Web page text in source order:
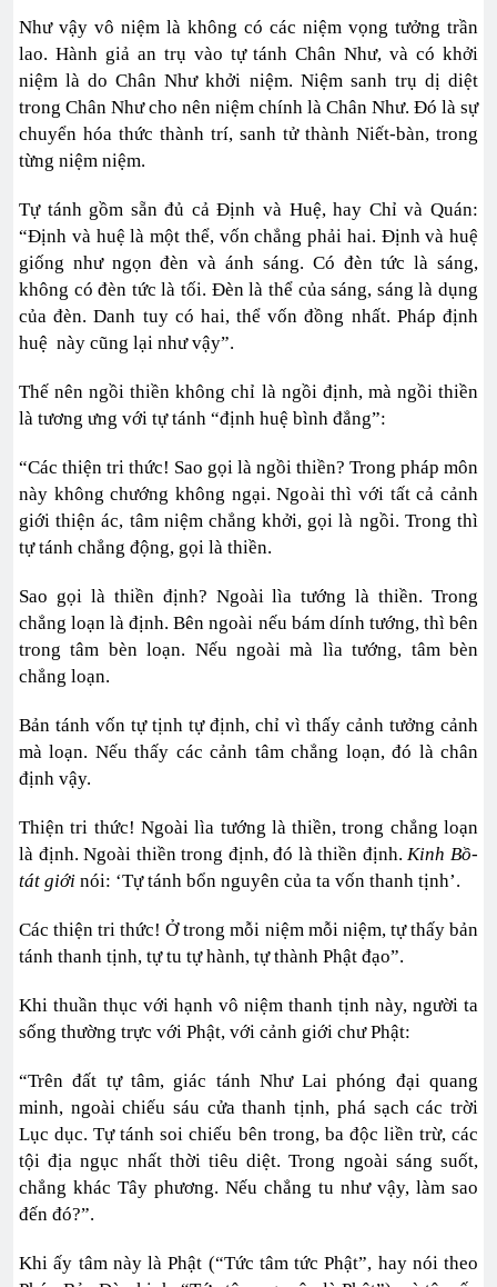
Như vậy vô niệm là không có các niệm vọng tưởng trần
lao. Hành giả an trụ vào tự tánh Chân Như, và có khởi
niệm là do Chân Như khởi niệm. Niệm sanh trụ dị diệt
trong Chân Như cho nên niệm chính là Chân Như. Đó là sự
chuyển hóa thức thành trí, sanh tử thành Niết-bàn, trong
từng niệm niệm.
Tự tánh gồm sẵn đủ cả Định và Huệ, hay Chỉ và Quán:
“Định và huệ là một thể, vốn chẳng phải hai. Định và huệ
giống như ngọn đèn và ánh sáng. Có đèn tức là sáng,
không có đèn tức là tối. Đèn là thể của sáng, sáng là dụng
của đèn. Danh tuy có hai, thể vốn đồng nhất. Pháp định
huệ này cũng lại như vậy”.
Thế nên ngồi thiền không chỉ là ngồi định, mà ngồi thiền
là tương ưng với tự tánh “định huệ bình đẳng”:
“Các thiện tri thức! Sao gọi là ngồi thiền? Trong pháp môn
này không chướng không ngại. Ngoài thì với tất cả cảnh
giới thiện ác, tâm niệm chẳng khởi, gọi là ngồi. Trong thì
tự tánh chẳng động, gọi là thiền.
Sao gọi là thiền định? Ngoài lìa tướng là thiền. Trong
chẳng loạn là định. Bên ngoài nếu bám dính tướng, thì bên
trong tâm bèn loạn. Nếu ngoài mà lìa tướng, tâm bèn
chẳng loạn.
Bản tánh vốn tự tịnh tự định, chỉ vì thấy cảnh tưởng cảnh
mà loạn. Nếu thấy các cảnh tâm chẳng loạn, đó là chân
định vậy.
Thiện tri thức! Ngoài lìa tướng là thiền, trong chẳng loạn
là định. Ngoài thiền trong định, đó là thiền định.Kinh Bồ-
tát giới nói: ‘Tự tánh bổn nguyên của ta vốn thanh tịnh’.
Các thiện tri thức! Ở trong mỗi niệm mỗi niệm, tự thấy bản
tánh thanh tịnh, tự tu tự hành, tự thành Phật đạo”.
Khi thuần thục với hạnh vô niệm thanh tịnh này, người ta
sống thường trực với Phật, với cảnh giới chư Phật:
“Trên đất tự tâm, giác tánh Như Lai phóng đại quang
minh, ngoài chiếu sáu cửa thanh tịnh, phá sạch các trời
Lục dục. Tự tánh soi chiếu bên trong, ba độc liền trừ, các
tội địa ngục nhất thời tiêu diệt. Trong ngoài sáng suốt,
chẳng khác Tây phương. Nếu chẳng tu như vậy, làm sao
đến đó?”.
Khi ấy tâm này là Phật (“Tức tâm tức Phật”, hay nói theo